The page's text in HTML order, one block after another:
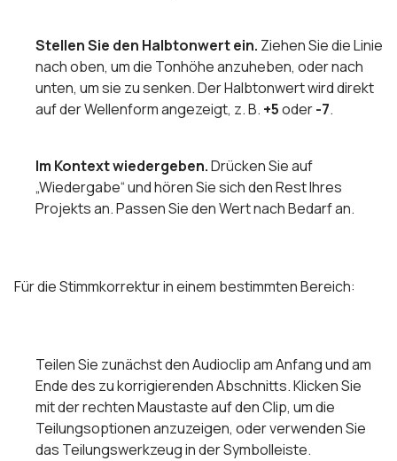
Stellen Sie den Halbtonwert ein. Ziehen Sie die Linie
nach oben, um die Tonhöhe anzuheben, oder nach
unten, um sie zu senken. Der Halbtonwert wird direkt
auf der Wellenform angezeigt, z. B. +5oder-7.
Im Kontext wiedergeben.Drücken Sie auf
„Wiedergabe“ und hören Sie sich den Rest Ihres
Projekts an. Passen Sie den Wert nach Bedarf an.
Für die Stimmkorrektur in einem bestimmten Bereich:
Teilen Sie zunächst den Audioclip am Anfang und am
Ende des zu korrigierenden Abschnitts. Klicken Sie
mit der rechten Maustaste auf den Clip, um die
Teilungsoptionen anzuzeigen, oder verwenden Sie
das Teilungswerkzeug in der Symbolleiste.